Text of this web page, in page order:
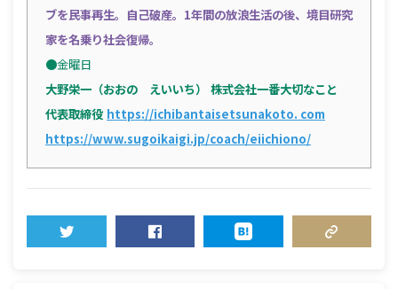
ブを民事再生。自己破産。1年間の放浪生活の後、境目研究
家を名乗り社会復帰。
●金曜日
大野栄一（おおの えいいち）
株式会社一番大切なこと
代表取締役 https://ichibantaisetsunakoto. com
https://www.sugoikaigi.jp/coach/eiichiono/